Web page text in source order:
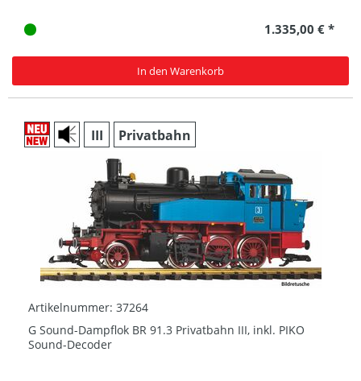
1.335,00 € *
In den Warenkorb
III Privatbahn
Artikelnummer: 37264
G Sound-Dampflok BR 91.3 Privatbahn III, inkl. PIKO
Sound-Decoder